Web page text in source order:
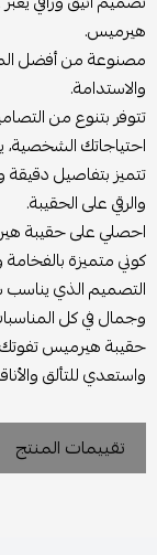
هيرميس.
مصنوعة من أفضل
والاستدامة.
تتوفر بتنوع من
احتياجاتك
تتميز بتفاصيل
والرقي على الحقيبة.
احصلي على حقيبة
كوني متميزة
التصميم الذي
وجمال في كل
حقيبة هيرميس
واستعدي للتألق
تقييمات المنتج